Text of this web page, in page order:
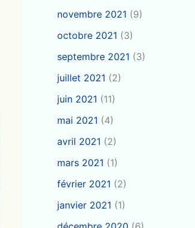
novembre 2021 (9)
octobre 2021 (3)
septembre 2021 (3)
juillet 2021 (2)
juin 2021 (11)
mai 2021 (4)
avril 2021 (2)
mars 2021 (1)
février 2021 (2)
janvier 2021 (1)